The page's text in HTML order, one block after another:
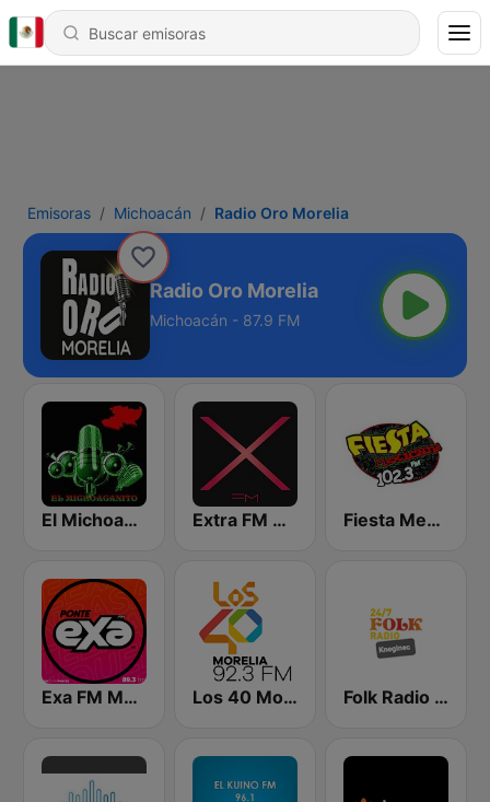
Emisoras Michoacán Radio Oro Morelia
Radio Oro Morelia
Michoacán - 87.9 FM
El Michoacanito Extra FM 93.6 Fiesta Mexicana León
Exa FM Morelia Los 40 Morelia Folk Radio Kneginec